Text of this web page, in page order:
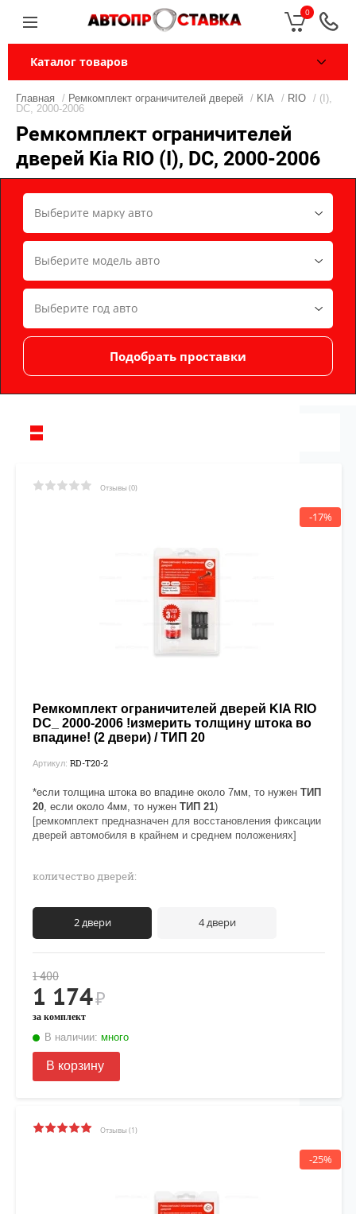
0
Каталог товаров
Главная / Ремкомплект ограничителей дверей / KIA / RIO / (I),
DC, 2000-2006
Ремкомплект ограничителей
дверей Kia RIO (I), DC, 2000-2006
Отзывы (0)
-17%
Ремкомплект ограничителей дверей KIA RIO
DC_ 2000-2006 !измерить толщину штока во
впадине! (2 двери) / ТИП 20
Артикул: RD-T20-2
*если толщина штока во впадине около 7мм, то нужен ТИП
20 , если около 4мм, то нужен ТИП 21)
[ремкомплект предназначен для восстановления фиксации
дверей автомобиля в крайнем и среднем положениях]
количество дверей:
2 двери 4 двери
1 400
1 174₽
за комплект
В наличии: много
В корзину
Отзывы (1)
-25%